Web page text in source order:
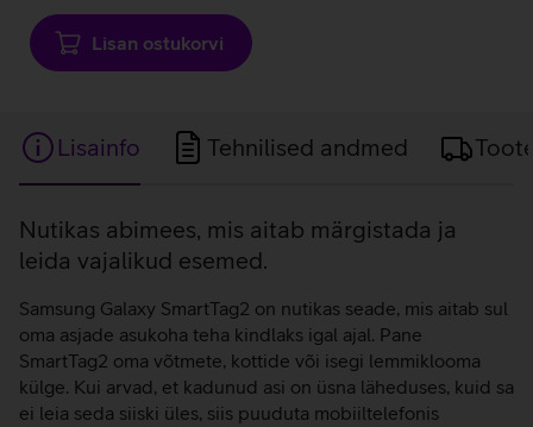
Lisan ostukorvi
Lisainfo Tehnilised andmed
Lisainfo
Nutikas abimees, mis aitab märgistada ja
leida vajalikud esemed.
Samsung Galaxy SmartTag2 on nutikas seade, mis aitab sul
oma asjade asukoha teha kindlaks igal ajal. Pane
SmartTag2 oma võtmete, kottide või isegi lemmiklooma
külge. Kui arvad, et kadunud asi on üsna läheduses, kuid sa
ei leia seda siiski üles, siis puuduta mobiiltelefonis